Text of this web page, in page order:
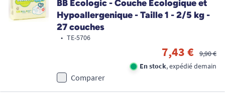
BB Ecologic - Couche Ecologique et
Hypoallergenique - Taille 1 - 2/5 kg -
27 couches
• TE-5706
7,43 €
9,90 €
En stock, expédié demain
Comparer